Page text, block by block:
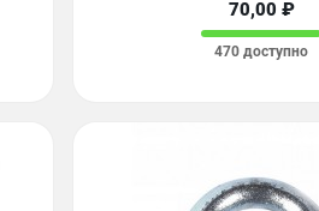
70,00 ₽
470 доступно